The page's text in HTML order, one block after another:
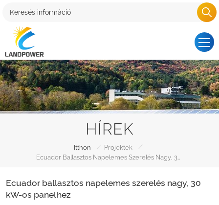
HÍREK
Itthon / Projektek
/
Ecuador ballasztos napelemes szerelés nagy, 30
kW-os panelhez